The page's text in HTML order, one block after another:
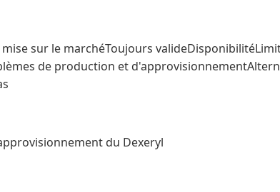
sur le marchéToujours
de production et
du Dexeryl